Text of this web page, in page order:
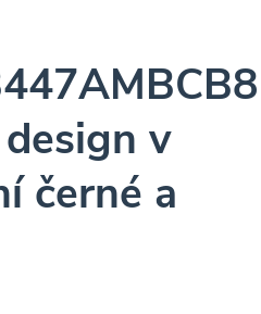
v
černé a